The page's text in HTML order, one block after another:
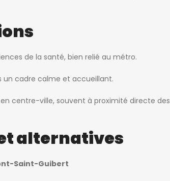
de la santé, bien relié au métro.
un cadre calme et accueillant.
centre-ville, souvent à proximité directe des
alternatives
Saint-Guibert